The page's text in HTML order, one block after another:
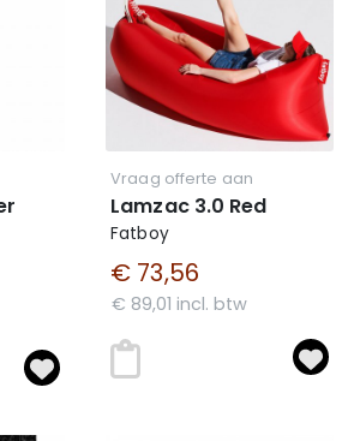
Vraag offerte aan
Lamzac 3.0 Red
Fatboy
€ 73,56
€ 89,01 incl. btw